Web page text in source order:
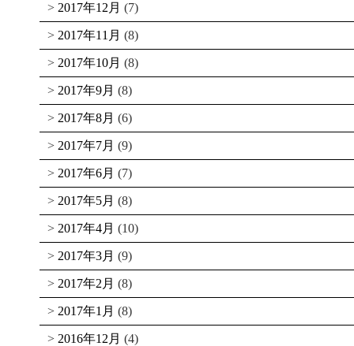
2017年12月 (7)
2017年11月 (8)
2017年10月 (8)
2017年9月 (8)
2017年8月 (6)
2017年7月 (9)
2017年6月 (7)
2017年5月 (8)
2017年4月 (10)
2017年3月 (9)
2017年2月 (8)
2017年1月 (8)
2016年12月 (4)